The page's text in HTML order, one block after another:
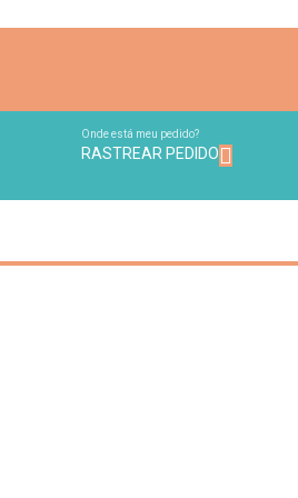
Onde está meu pedido?
RASTREAR PEDIDO